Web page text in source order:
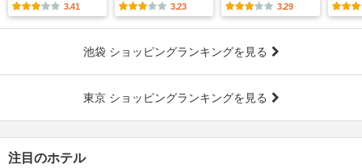
3.41 3.23 3.29
池袋 ショッピングランキングを見る
東京 ショッピングランキングを見る
注目のホテル